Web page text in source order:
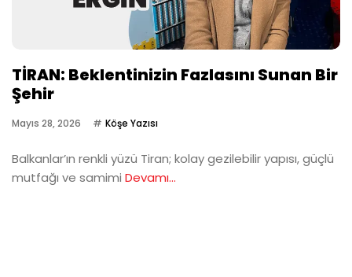
TİRAN: Beklentinizin Fazlasını Sunan Bir
Şehir
Mayıs 28, 2026 Köşe Yazısı
Balkanlar’ın renkli yüzü Tiran; kolay gezilebilir yapısı, güçlü
mutfağı ve samimi Devamı...